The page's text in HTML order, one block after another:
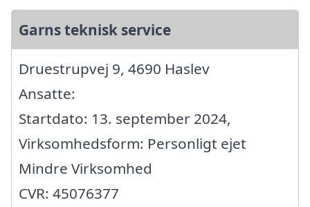
Garns teknisk service
Druestrupvej 9, 4690 Haslev
Ansatte:
Startdato: 13. september 2024,
Virksomhedsform: Personligt ejet
Mindre Virksomhed
CVR: 45076377